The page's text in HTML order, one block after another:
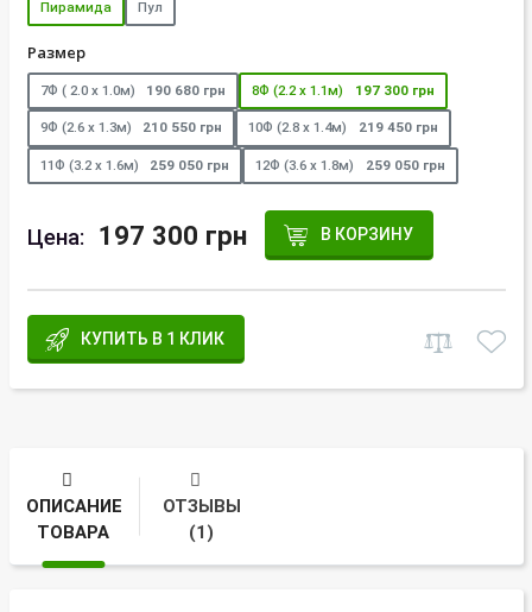
Пирамида Пул
Размер
7Ф ( 2.0 х 1.0м) 190 680 грн 8Ф (2.2 х 1.1м) 197 300 грн
9Ф (2.6 х 1.3м) 210 550 грн 10Ф (2.8 х 1.4м) 219 450 грн
11Ф (3.2 х 1.6м) 259 050 грн 12Ф (3.6 х 1.8м) 259 050 грн
Цена: 197 300 грн В КОРЗИНУ
КУПИТЬ В 1 КЛИК
ОПИСАНИЕ
ТОВАРА
ОТЗЫВЫ
(1)